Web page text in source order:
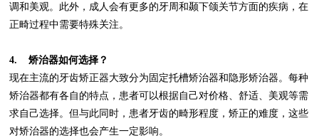
调和美观。此外，成人会有更多的牙周和颞下颌关节方面的疾病，在
正畸过程中需要特殊关注。
4.
矫治器如何选择？
现在主流的牙齿矫正器大致分为固定托槽矫治器和隐形矫治器。每种
矫治器都有各自的特点，患者可以根据自己对价格、舒适、美观等需
求自己选择。但与此同时，患者牙齿的畸形程度，矫正的难度，这些
对矫治器的选择也会产生一定影响。